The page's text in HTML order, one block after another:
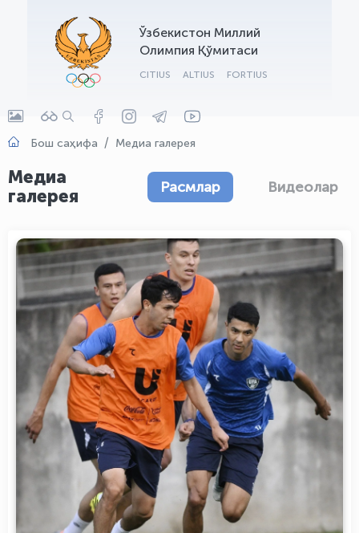
Ўзбекистон Миллий
Олимпия Қўмитаси
CITIUS ALTIUS FORTIUS
Бош саҳифа Медиа галерея
Медиа
галерея
Расмлар Видеолар
OLYMPCHIK AI - yordamchi
Онлайн · olympic.uz